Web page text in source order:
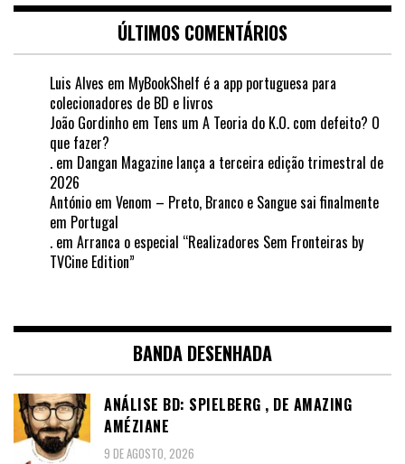
ÚLTIMOS COMENTÁRIOS
Luis Alves em MyBookShelf é a app portuguesa para
colecionadores de BD e livros
João Gordinho em Tens um A Teoria do K.O. com defeito? O
que fazer?
. em Dangan Magazine lança a terceira edição trimestral de
2026
António em Venom – Preto, Branco e Sangue sai finalmente
em Portugal
. em Arranca o especial “Realizadores Sem Fronteiras by
TVCine Edition”
BANDA DESENHADA
ANÁLISE BD: SPIELBERG , DE AMAZING
AMÉZIANE
9 DE AGOSTO, 2026